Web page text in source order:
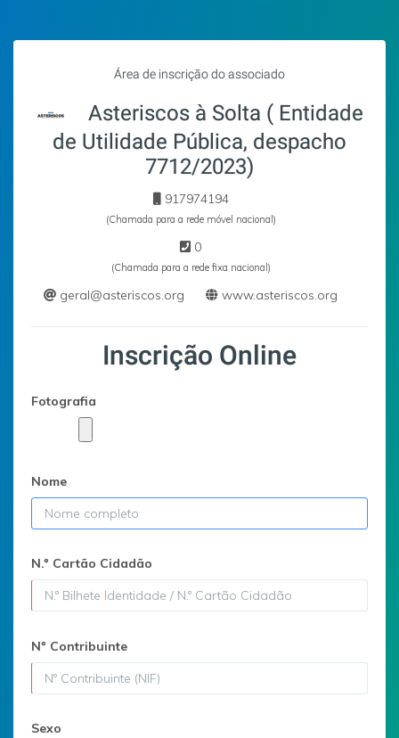
Área de inscrição do associado
Asteriscos à Solta ( Entidade
de Utilidade Pública, despacho
7712/2023)
917974194
(Chamada para a rede móvel nacional)
0
(Chamada para a rede fixa nacional)
geral@asteriscos.org www.asteriscos.org
Inscrição Online
Fotografia
Nome
N.º Cartão Cidadão
Nº Contribuinte
Sexo